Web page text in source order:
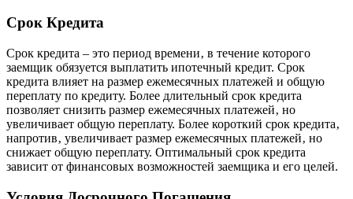
Срок Кредита
Срок кредита – это период времени‚ в течение которого
заемщик обязуется выплатить ипотечный кредит. Срок
кредита влияет на размер ежемесячных платежей и общую
переплату по кредиту. Более длительный срок кредита
позволяет снизить размер ежемесячных платежей‚ но
увеличивает общую переплату. Более короткий срок кредита‚
напротив‚ увеличивает размер ежемесячных платежей‚ но
снижает общую переплату. Оптимальный срок кредита
зависит от финансовых возможностей заемщика и его целей.